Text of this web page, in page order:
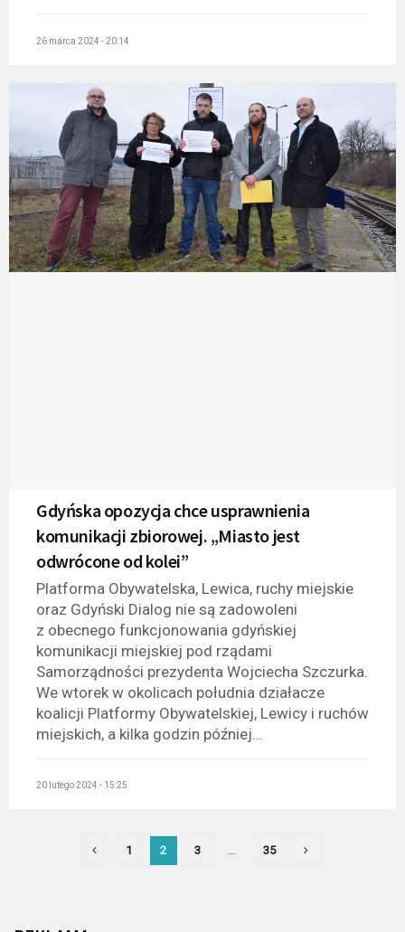
26 marca 2024 - 20:14
Gdyńska opozycja chce usprawnienia
komunikacji zbiorowej. „Miasto jest
odwrócone od kolei”
Platforma Obywatelska, Lewica, ruchy miejskie
oraz Gdyński Dialog nie są zadowoleni
z obecnego funkcjonowania gdyńskiej
komunikacji miejskiej pod rządami
Samorządności prezydenta Wojciecha Szczurka.
We wtorek w okolicach południa działacze
koalicji Platformy Obywatelskiej, Lewicy i ruchów
miejskich, a kilka godzin później...
20 lutego 2024 - 15:25
1 2 3 … 35